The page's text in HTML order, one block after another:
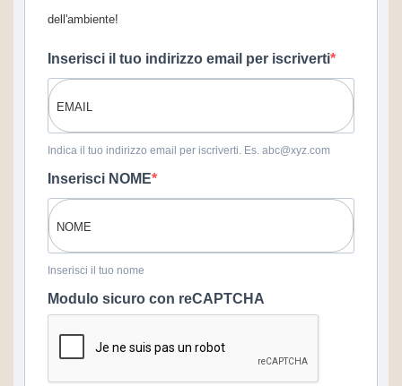
dell'ambiente!
Inserisci il tuo indirizzo email per iscriverti
Indica il tuo indirizzo email per iscriverti. Es. abc@xyz.com
Inserisci NOME
Inserisci il tuo nome
Modulo sicuro con reCAPTCHA